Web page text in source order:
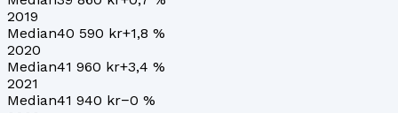
2019
Median40 590 kr+1,8 %
2020
Median41 960 kr+3,4 %
2021
Median41 940 kr−0 %